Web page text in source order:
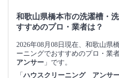
和歌山県橋本市の洗濯槽・
すすめのプロ・業者は？
2026年08月08日現在、和歌山県
ーニングでおすすめのプロ・業
アンサー 」です。
「ハウスクリーニング アンサ